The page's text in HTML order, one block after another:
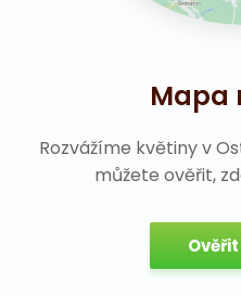
Mapa
Rozvážíme květiny v
můžete ověřit,